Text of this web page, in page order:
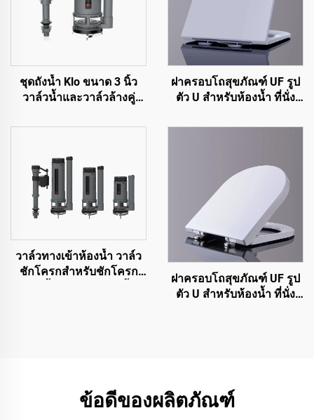
ชุดถังน้ำ Klo ขนาด 3 นิ้ว
วาล์วน้ำและวาล์วล้างคู่
ด้วยราคาคุณภาพสูงแต่
ฝาครอบโถสุขภัณฑ์ UF รูป
ตัว U สำหรับห้องน้ำ ที่นั่ง
รวดเร็ว ปิดนุ่มนวล จากผู้
วาล์วทางเข้าห้องน้ำ วาล์ว
ชักโครกสำหรับชักโครก
ฝาครอบโถสุขภัณฑ์ UF รูป
ตัว U สำหรับห้องน้ำ ที่นั่ง
ข้อดีของผลิตภัณฑ์